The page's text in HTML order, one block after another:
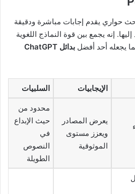
حواري يقدم إجابات مباشرة ودقيقة
إنه يجمع بين قوة النماذج اللغوية
يجعله أحد أفضل
بدائل ChatGPT
الإيجابيات السلبيات
يعرض المصادر
ويعزز مستوى
الموثوقية
محدود من
حيث الإبداع
في
النصوص
الطويلة